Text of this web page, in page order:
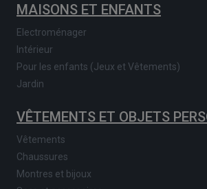
MAISONS ET ENFANTS
Electroménager
Intérieur
Pour les enfants (Jeux et Vêtements)
Jardin
VÊTEMENTS ET OBJETS
Vêtements
Chaussures
Montres et bijoux